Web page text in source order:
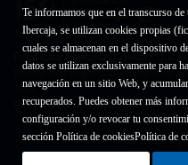
Te informamos que en el transcurso
Ibercaja, se utilizan cookies propias
cuales se almacenan en el dispositivo
datos se utilizan exclusivamente para
navegación en un sitio Web, y
recuperados. Puedes obtener más
configuración y/o revocar tu
sección Política de cookiesPolítica de
Fundación Bancaria Ibercaja C.I.F. G-
Inscrita en el Registro de Fundaciones
1689.
Domicilio social: Joaquín Costa, 13.
Aviso legal